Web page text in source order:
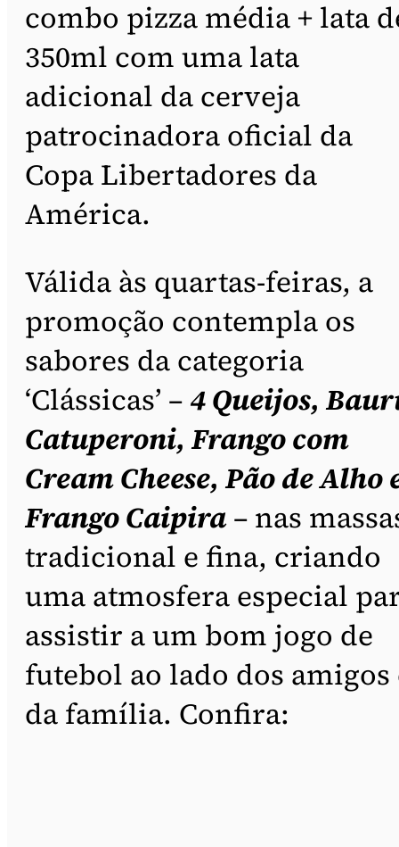
combo pizza média + lata
350ml com uma lata
adicional da cerveja
patrocinadora oficial da
Copa Libertadores da
América.
Válida às quartas-feiras, a
promoção contempla os
sabores da categoria
‘Clássicas’ – 4 Queijos,
Catuperoni, Frango com
Cream Cheese, Pão de Alho
Frango Caipira– nas
tradicional e fina, criando
uma atmosfera especial
assistir a um bom jogo de
futebol ao lado dos amigos
da família. Confira: